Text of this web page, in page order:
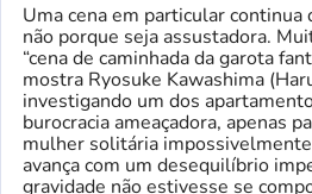
Uma cena em particular continua
não porque seja assustadora.
“cena de caminhada da garota
mostra Ryosuke Kawashima
investigando um dos
burocracia ameaçadora, apenas
mulher solitária
avança com um desequilíbrio
gravidade não estivesse se